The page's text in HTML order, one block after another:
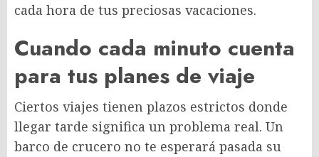
cada hora de tus preciosas vacaciones.
Cuando cada minuto cuenta
para tus planes de viaje
Ciertos viajes tienen plazos estrictos donde
llegar tarde significa un problema real. Un
barco de crucero no te esperará pasada su